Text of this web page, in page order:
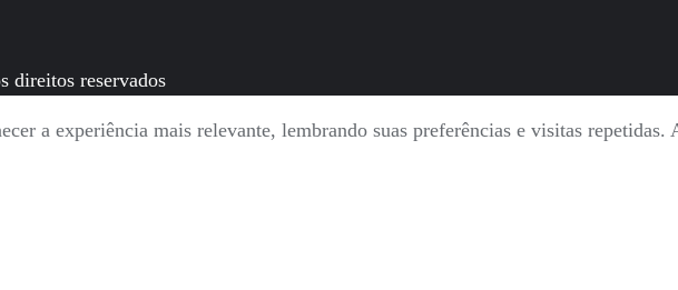
direitos reservados
a experiência mais relevante, lembrando suas preferências e visitas